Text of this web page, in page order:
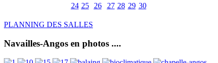
24 25 26 27 28 29 30
PLANNING DES SALLES
Navailles-Angos en photos ....